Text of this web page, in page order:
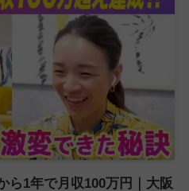
ら1年で月収100万円｜大阪